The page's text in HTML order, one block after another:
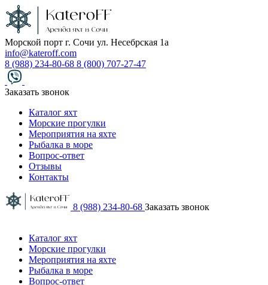
Морской порт г. Сочи ул. Несебрская 1а
info@kateroff.com
8 (988) 234-80-68 8 (800) 707-27-47
Заказать звонок
Каталог яхт
Морские прогулки
Мероприятия на яхте
Рыбалка в море
Вопрос-ответ
Отзывы
Контакты
8 (988) 234-80-68 Заказать звонок
Каталог яхт
Морские прогулки
Мероприятия на яхте
Рыбалка в море
Вопрос-ответ